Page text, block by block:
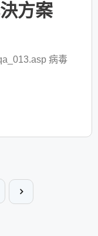
方案
病毒